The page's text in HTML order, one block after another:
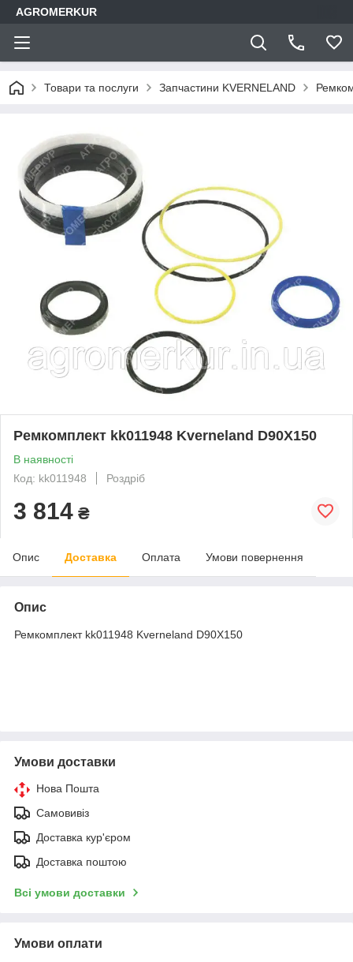
AGROMERKUR
Товари та послуги Запчастини KVERNELAND
Ремкомплект kk011948 Kverneland D90X150
В наявності
Код: kk011948
Роздріб
3 814 ₴
Опис Доставка Оплата Умови повернення
Опис
Ремкомплект kk011948 Kverneland D90X150
Умови доставки
Нова Пошта
Самовивіз
Доставка кур'єром
Доставка поштою
Всі умови доставки
Умови оплати